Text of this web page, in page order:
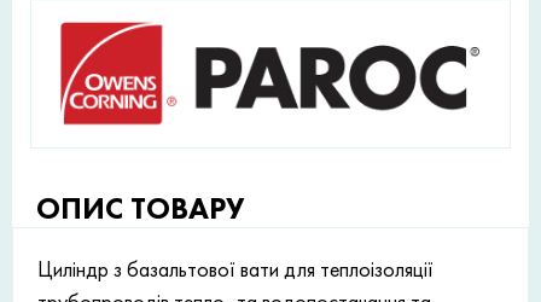
ОПИС ТОВАРУ
Циліндр з базальтової вати для теплоізоляції